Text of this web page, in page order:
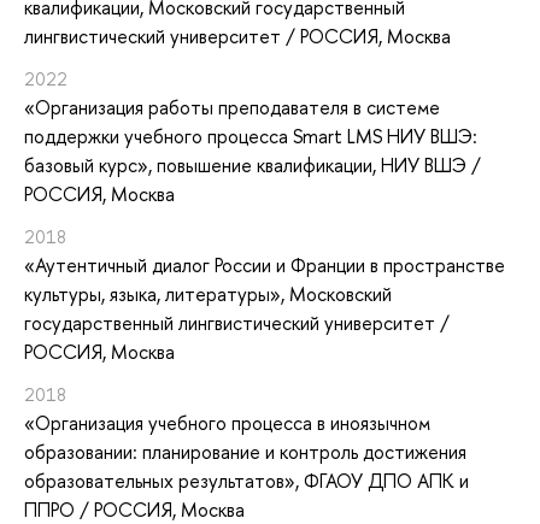
квалификации, Московский государственный
лингвистический университет / РОССИЯ, Москва
2022
«Организация работы преподавателя в системе
поддержки учебного процесса Smart LMS НИУ ВШЭ:
базовый курс», повышение квалификации, НИУ ВШЭ /
РОССИЯ, Москва
2018
«Аутентичный диалог России и Франции в пространстве
культуры, языка, литературы», Московский
государственный лингвистический университет /
РОССИЯ, Москва
2018
«Организация учебного процесса в иноязычном
образовании: планирование и контроль достижения
образовательных результатов», ФГАОУ ДПО АПК и
ППРО / РОССИЯ, Москва